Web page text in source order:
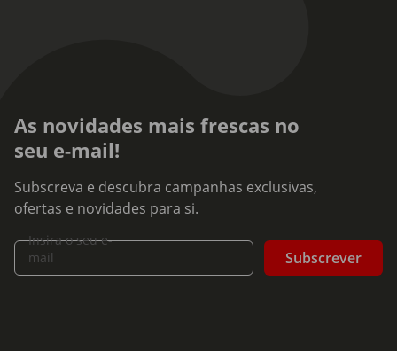
As novidades mais frescas no
seu e-mail!
Subscreva e descubra campanhas exclusivas,
ofertas e novidades para si.
Insira o seu e-
mail
Subscrever